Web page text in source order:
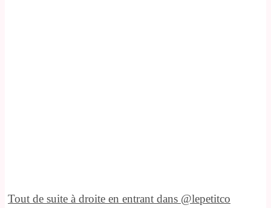
Tout de suite à droite en entrant dans @lepetitco